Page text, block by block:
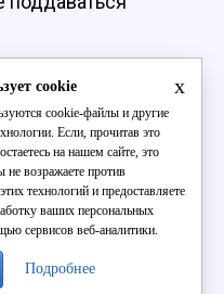
события и новые
к переменам и не
что-то новое. Ваша
к успеху.
со стороны
x
cookie
cookie-файлы и другие
Если, прочитав это
на нашем сайте, это
не возражаете против
технологий и предоставляете
ваших персональных
сервисов веб-аналитики.
Подробнее